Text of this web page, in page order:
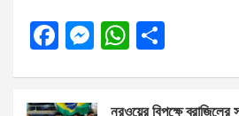
F
M W
নরওয়ের বিপক্ষে